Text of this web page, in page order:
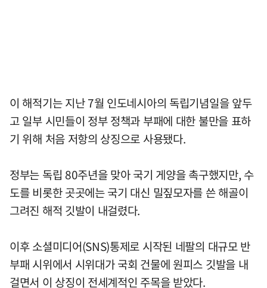
이 해적기는 지난 7월 인도네시아의 독립기념일을 앞두
고 일부 시민들이 정부 정책과 부패에 대한 불만을 표하
기 위해 처음 저항의 상징으로 사용됐다.
정부는 독립 80주년을 맞아 국기 게양을 촉구했지만, 수
도를 비롯한 곳곳에는 국기 대신 밀짚모자를 쓴 해골이
그려진 해적 깃발이 내걸렸다.
이후 소셜미디어(SNS)통제로 시작된 네팔의 대규모 반
부패 시위에서 시위대가 국회 건물에 원피스 깃발을 내
걸면서 이 상징이 전세계적인 주목을 받았다.